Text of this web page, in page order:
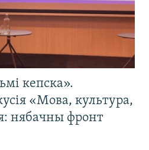
кепска».
«Мова, культура,
нябачны фронт